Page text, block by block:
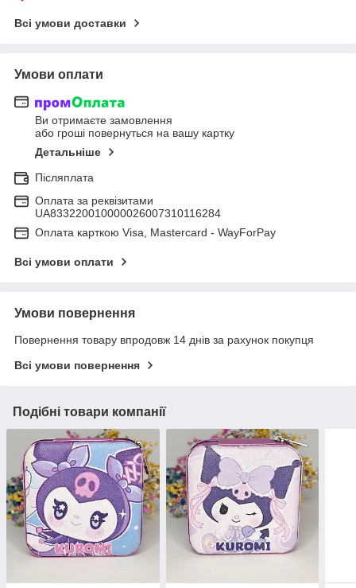
Всі умови доставки
Умови оплати
Ви отримаєте замовлення
або гроші повернуться на вашу картку
Детальніше
Післяплата
Оплата за реквізитами
UA833220010000026007310116284
Оплата карткою Visa, Mastercard - WayForPay
Всі умови оплати
Умови повернення
Повернення товару впродовж 14 днів за рахунок покупця
Всі умови повернення
Подібні товари компанії